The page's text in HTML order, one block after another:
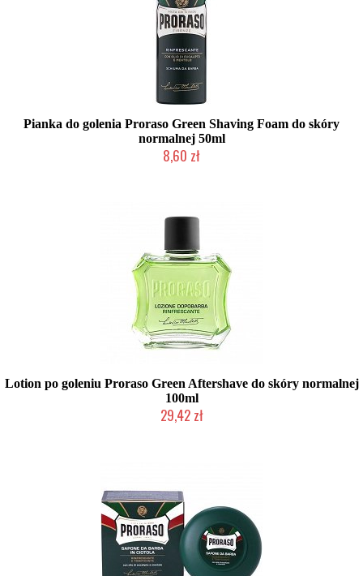
Pianka do golenia Proraso Green Shaving Foam do skóry
normalnej 50ml
8,60 zł
Lotion po goleniu Proraso Green Aftershave do skóry normalnej
100ml
29,42 zł